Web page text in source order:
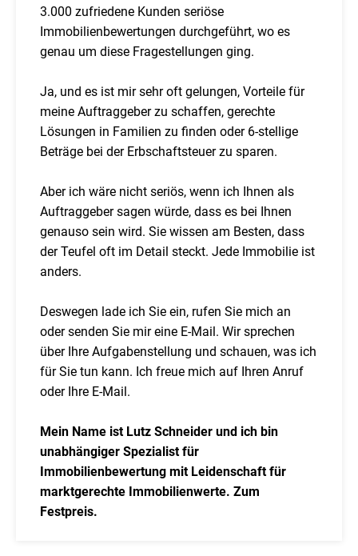
3.000 zufriedene Kunden seriöse
Immobilienbewertungen durchgeführt, wo es
genau um diese Fragestellungen ging.
Ja, und es ist mir sehr oft gelungen, Vorteile für
meine Auftraggeber zu schaffen, gerechte
Lösungen in Familien zu finden oder 6-stellige
Beträge bei der Erbschaftsteuer zu sparen.
Aber ich wäre nicht seriös, wenn ich Ihnen als
Auftraggeber sagen würde, dass es bei Ihnen
genauso sein wird. Sie wissen am Besten, dass
der Teufel oft im Detail steckt. Jede Immobilie ist
anders.
Deswegen lade ich Sie ein, rufen Sie mich an
oder senden Sie mir eine E-Mail. Wir sprechen
über Ihre Aufgabenstellung und schauen, was ich
für Sie tun kann. Ich freue mich auf Ihren Anruf
oder Ihre E-Mail.
Mein Name ist Lutz Schneider und ich bin
unabhängiger Spezialist für
Immobilienbewertung mit Leidenschaft für
marktgerechte Immobilienwerte. Zum
Festpreis.